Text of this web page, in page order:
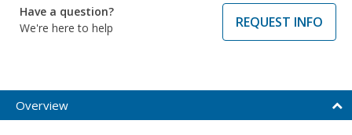
Have a question?
We're here to help
REQUEST INFO
Overview